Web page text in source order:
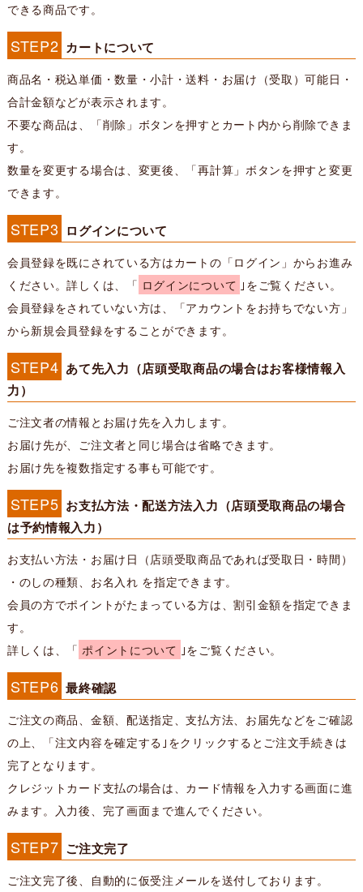
できる商品です。
STEP2 カートについて
商品名・税込単価・数量・小計・送料・お届け（受取）可能日・
合計金額などが表示されます。
不要な商品は、「削除」ボタンを押すとカート内から削除できま
す。
数量を変更する場合は、変更後、「再計算」ボタンを押すと変更
できます。
STEP3 ログインについて
会員登録を既にされている方はカートの「ログイン」からお進み
ください。詳しくは、「 ログインについて ｣をご覧ください。
会員登録をされていない方は、「アカウントをお持ちでない方」
から新規会員登録をすることができます。
STEP4 あて先入力（店頭受取商品の場合はお客様情報入
力）
ご注文者の情報とお届け先を入力します。
お届け先が、ご注文者と同じ場合は省略できます。
お届け先を複数指定する事も可能です。
STEP5 お支払方法・配送方法入力（店頭受取商品の場合
は予約情報入力）
お支払い方法・お届け日（店頭受取商品であれば受取日・時間）
・のしの種類、お名入れ を指定できます。
会員の方でポイントがたまっている方は、割引金額を指定できま
す。
詳しくは、「 ポイントについて ｣をご覧ください。
STEP6 最終確認
ご注文の商品、金額、配送指定、支払方法、お届先などをご確認
の上、「注文内容を確定する｣をクリックするとご注文手続きは
完了となります。
クレジットカード支払の場合は、カード情報を入力する画面に進
みます。入力後、完了画面まで進んでください。
STEP7 ご注文完了
ご注文完了後、自動的に仮受注メールを送付しております。